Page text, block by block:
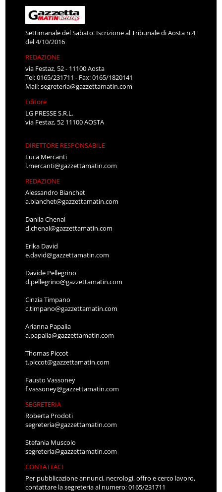
Settimanale del Sabato. Iscrizione al Tribunale di Aosta n.4
del 4/10/2016
REDAZIONE
via Festaz, 52 - 11100 Aosta
Tel: 0165/231711 - Fax: 0165/1820141
Mail:segreteria@gazzettamatin.com
Editore
LG PRESSE S.R.L.
via Festaz, 52 11100 AOSTA
DIRETTORE RESPONSABILE
Luca Mercanti
l.mercanti@gazzettamatin.com
REDAZIONE
Alessandro Bianchet
a.bianchet@gazzettamatin.com
Danila Chenal
d.chenal@gazzettamatin.com
Erika David
e.david@gazzettamatin.com
Davide Pellegrino
d.pellegrino@gazzettamatin.com
Cinzia Timpano
c.timpano@gazzettamatin.com
Arianna Papalia
a.papalia@gazzettamatin.com
Thomas Piccot
t.piccot@gazzettamatin.com
Fausto Vassoney
f.vassoney@gazzettamatin.com
SEGRETERIA
Roberta Prodoti
segreteria@gazzettamatin.com
Stefania Muscolo
segreteria@gazzettamatin.com
CONTATTACI
Per pubblicazione annunci, necrologi, offro e cerco lavoro,
contattare la segreteria al numero: 0165/231711